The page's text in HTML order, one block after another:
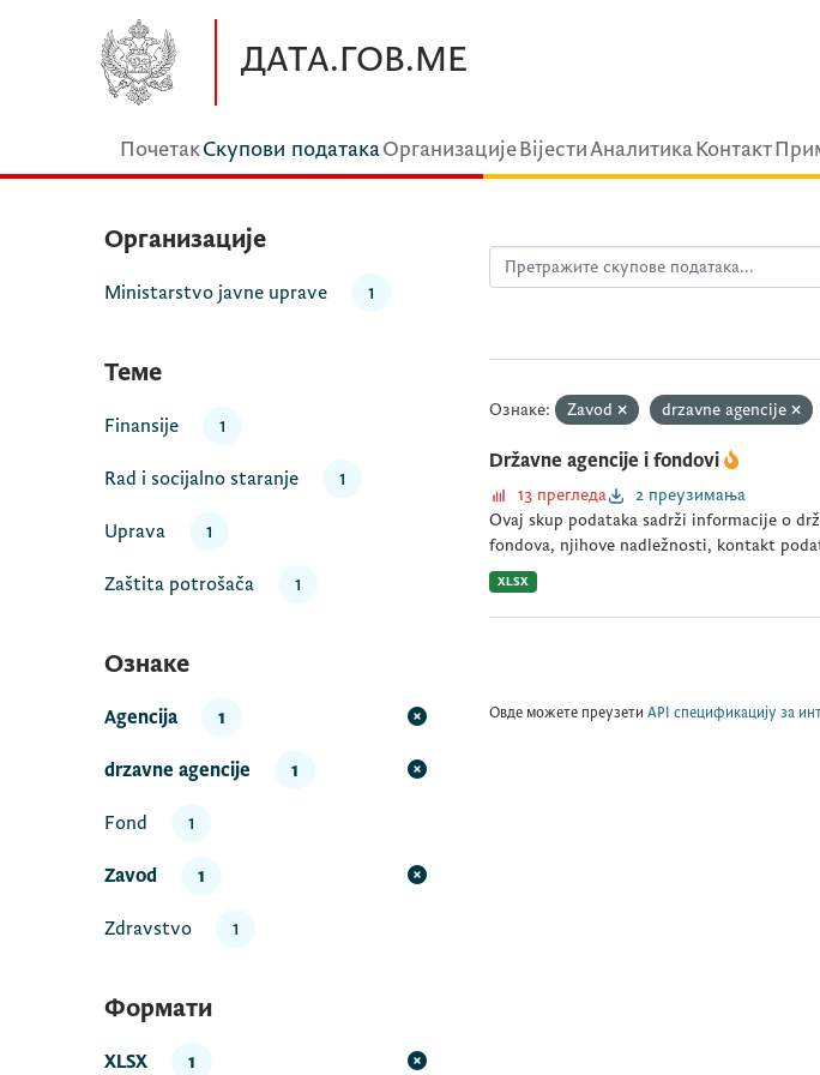
ДАТА.ГОВ.МЕ
ПочетакСкупови податакаОрганизацијеВijестиАналитикаКонтакт
Организације
Ministarstvo javne uprave 1
Теме
Finansije 1
Rad i socijalno staranje 1
Uprava 1
Zaštita potrošača 1
Ознаке
Agencija 1
drzavne agencije 1
Fond 1
Zavod 1
Zdravstvo 1
Формати
XLSX 1
Ознаке: Zavod drzavne agencije
Državne agencije i fondovi
13 прегледа
2 преузимања
Ovaj skup podataka sadrži informacije o
fondova, njihove nadležnosti, kontakt
XLSX
Овде можете преузети API спецификацију за